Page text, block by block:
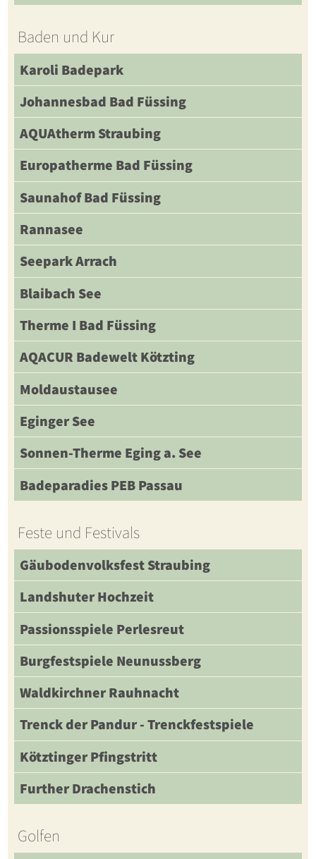
Baden und Kur
Karoli Badepark
Johannesbad Bad Füssing
AQUAtherm Straubing
Europatherme Bad Füssing
Saunahof Bad Füssing
Rannasee
Seepark Arrach
Blaibach See
Therme I Bad Füssing
AQACUR Badewelt Kötzting
Moldaustausee
Eginger See
Sonnen-Therme Eging a. See
Badeparadies PEB Passau
Feste und Festivals
Gäubodenvolksfest Straubing
Landshuter Hochzeit
Passionsspiele Perlesreut
Burgfestspiele Neunussberg
Waldkirchner Rauhnacht
Trenck der Pandur - Trenckfestspiele
Kötztinger Pfingstritt
Further Drachenstich
Golfen